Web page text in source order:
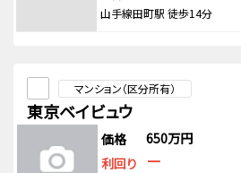
山手線田町駅 徒歩14分
マンション（区分所有）
東京ベイビュウ
価格
650万円
利回り
－